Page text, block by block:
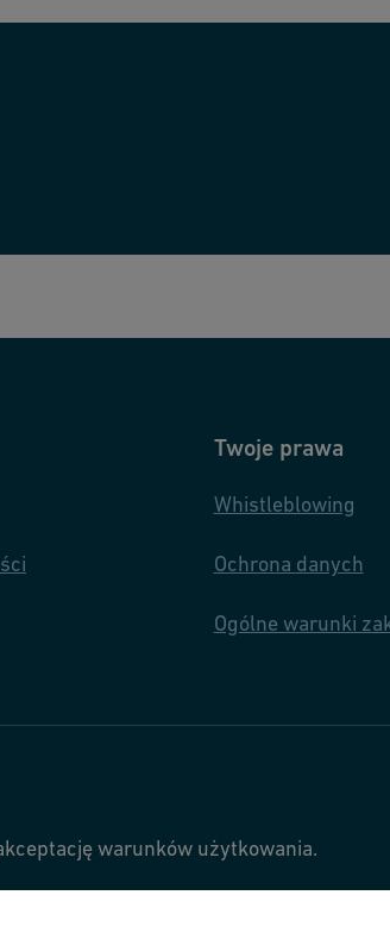
Twoje prawa
Whistleblowing
Ochrona danych
Ogólne warunki
warunków użytkowania.